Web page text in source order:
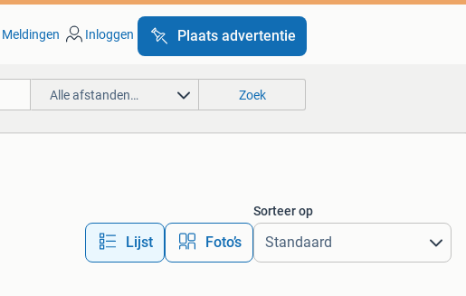
Meldingen Inloggen Plaats advertentie
Alle afstanden… Zoek
Lijst Foto’s
Sorteer op